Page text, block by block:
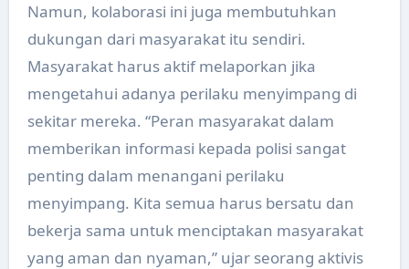
Namun, kolaborasi ini juga membutuhkan
dukungan dari masyarakat itu sendiri.
Masyarakat harus aktif melaporkan jika
mengetahui adanya perilaku menyimpang di
sekitar mereka. “Peran masyarakat dalam
memberikan informasi kepada polisi sangat
penting dalam menangani perilaku
menyimpang. Kita semua harus bersatu dan
bekerja sama untuk menciptakan masyarakat
yang aman dan nyaman,” ujar seorang aktivis